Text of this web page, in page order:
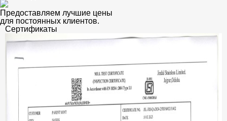
Предоставляем лучшие цены
для постоянных клиентов.
Сертификаты